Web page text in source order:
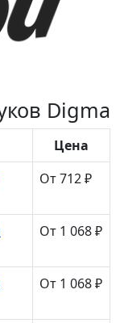
Digma
Цена
От 712 ₽
От 1 068 ₽
От 1 068 ₽